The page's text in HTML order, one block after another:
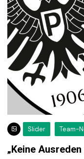
Slider Team-
„Keine